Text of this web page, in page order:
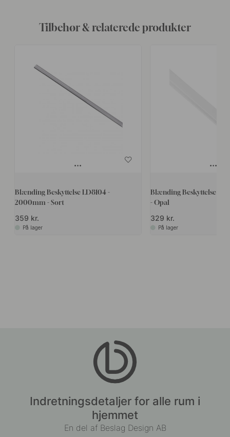
Tilbehør & relaterede produkter
Blænding Beskyttelse LD8104 -
2000mm - Sort
359 kr.
På lager
Blænding Beskyttelse
- Opal
329 kr.
På lager
Indretningsdetaljer for alle rum i
hjemmet
En del af Beslag Design AB